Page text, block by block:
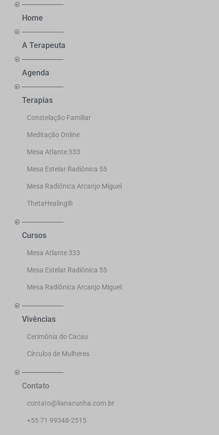
Home
A Terapeuta
Agenda
Terapias
Constelação Familiar
Meditação Online
Mesa Atlante 333
Mesa Estelar Radiônica 55
Mesa Radiônica Arcanjo Miguel
ThetaHealing®
Cursos
Mesa Atlante 333
Mesa Estelar Radiônica 55
Mesa Radiônica Arcanjo Miguel
Vivências
Cerimônia do Cacau
Círculos de Mulheres
Contato
contato@lianacunha.com.br
+55 71 99348-2515